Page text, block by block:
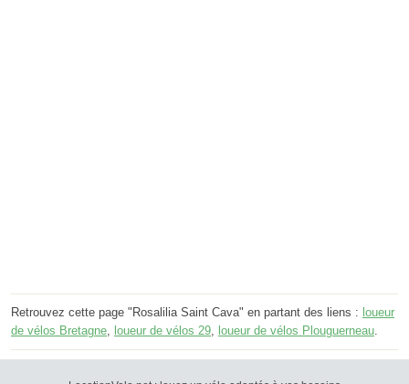
Retrouvez cette page "Rosalilia Saint Cava" en partant des liens : loueur
de vélos Bretagne
loueur de vélos 29 loueur de vélos Plouguerneau